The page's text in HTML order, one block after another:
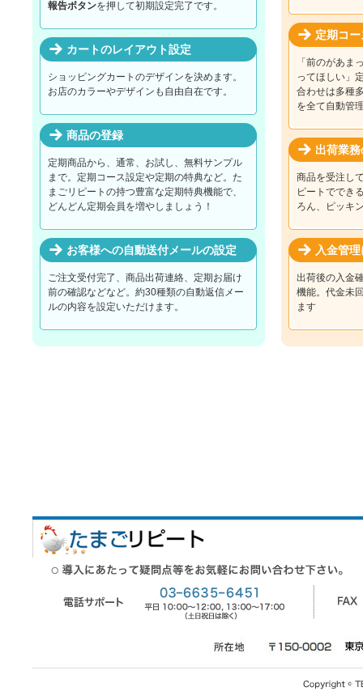
報告ボタンを押して初期設定完了です。
カートのレイアウト設定
ショッピングカートのデザインを決めます。
お店のカラーやデザインも自由自在です。
商品の登録
定期商品から、通常、お試し、無料サンプル
まで。定期コース設定や定期の特典など。た
まごリピートの持つ豊富な定期特典機能で、
どんどん定期会員を増やしましょう！
お客様への自動送付メールの設定
ご注文受付完了、商品出荷連絡、定期お届け
前の確認などなど。約30種類の自動返信メー
ルの内容を設定いただけます。
定期コ
「前のがあま
ってほしい」
合わせは多種
を全て自動管
出荷業
商品を受注し
ピートででき
ろん、ピッキ
入金管
出荷後の入金
機能。代金未
ます